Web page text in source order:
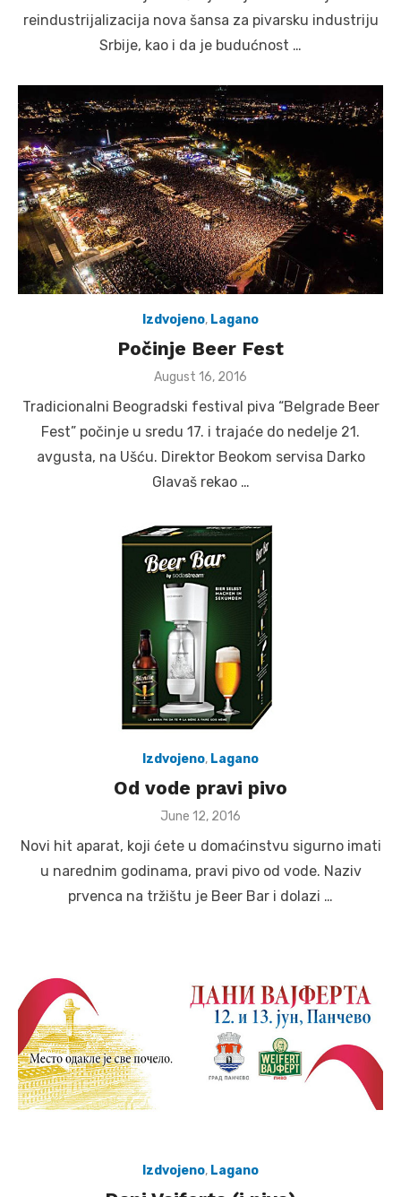
reindustrijalizacija nova šansa za pivarsku industriju
Srbije, kao i da je budućnost …
Izdvojeno, Lagano
Počinje Beer Fest
Posted
August 16, 2016
Tradicionalni Beogradski festival piva “Belgrade Beer
Fest” počinje u sredu 17. i trajaće do nedelje 21.
avgusta, na Ušću. Direktor Beokom servisa Darko
Glavaš rekao …
Izdvojeno, Lagano
Od vode pravi pivo
Posted
June 12, 2016
Novi hit aparat, koji ćete u domaćinstvu sigurno imati
u narednim godinama, pravi pivo od vode. Naziv
prvenca na tržištu je Beer Bar i dolazi …
Izdvojeno, Lagano